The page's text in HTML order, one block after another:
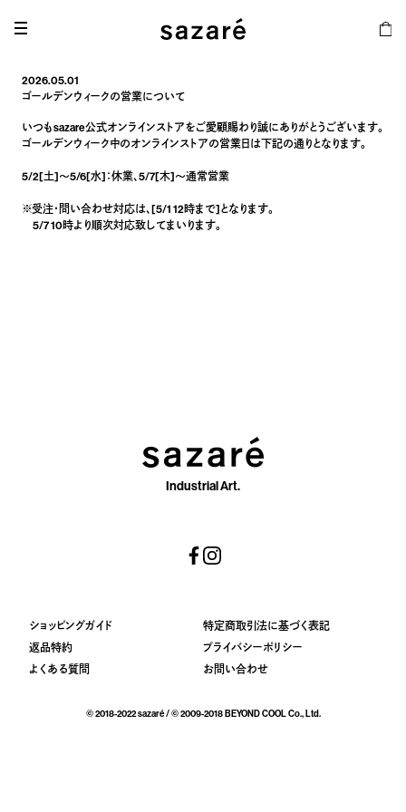
2026.05.01
ゴールデンウィークの営業について
いつもsazare公式オンラインストアをご愛顧賜わり誠にありがとうございます。
ゴールデンウィーク中のオンラインストアの営業日は下記の通りとなります。
5/2[土]～5/6[水]：休業、5/7[木]～通常営業
※受注・問い合わせ対応は、[5/1 12時まで]となります。
5/7 10時より順次対応致してまいります。
Industrial Art.
ショッピングガイド
特定商取引法に基づく表記
返品特約
プライバシーポリシー
よくある質問
お問い合わせ
© 2018-2022 sazaré / © 2009-2018 BEYOND COOL Co., Ltd.